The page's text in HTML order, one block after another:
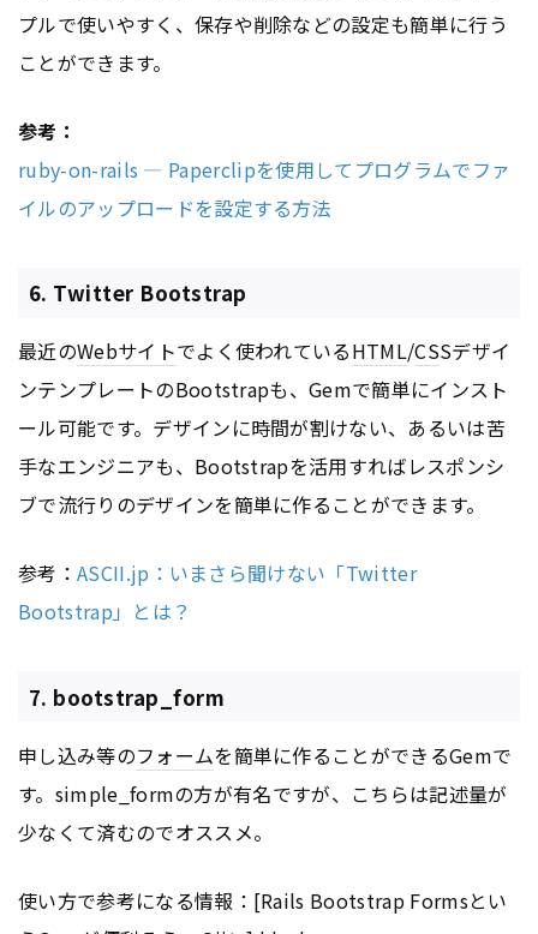
プルで使いやすく、保存や削除などの設定も簡単に行う
ことができます。
参考：
ruby-on-rails — Paperclipを使用してプログラムでファ
イルのアップロードを設定する方法
6. Twitter Bootstrap
最近のWebサイトでよく使われているHTML/CSSデザイ
ンテンプレートのBootstrapも、Gemで簡単にインスト
ール可能です。デザインに時間が割けない、あるいは苦
手なエンジニアも、Bootstrapを活用すればレスポンシ
ブで流行りのデザインを簡単に作ることができます。
参考： ASCII.jp：いまさら聞けない「Twitter
Bootstrap」とは？
7. bootstrap_form
申し込み等のフォームを簡単に作ることができるGemで
す。simple_formの方が有名ですが、こちらは記述量が
少なくて済むのでオススメ。
使い方で参考になる情報：[Rails Bootstrap Formsとい